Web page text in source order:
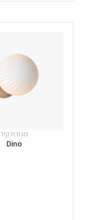
מנורת קיר
Dino